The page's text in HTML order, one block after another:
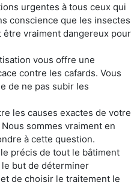
urgentes à tous ceux qui
conscience que les insectes
vraiment dangereux pour
vous offre une
contre les cafards. Vous
de ne pas subir les
les causes exactes de votre
sommes vraiment en
à cette question.
précis de tout le bâtiment
but de déterminer
de choisir le traitement le